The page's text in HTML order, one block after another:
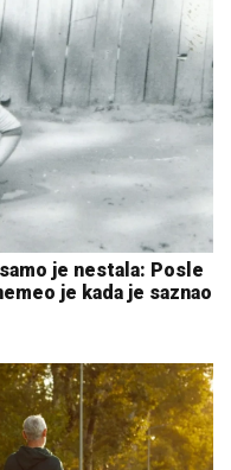
je nestala: Posle
je kada je saznao